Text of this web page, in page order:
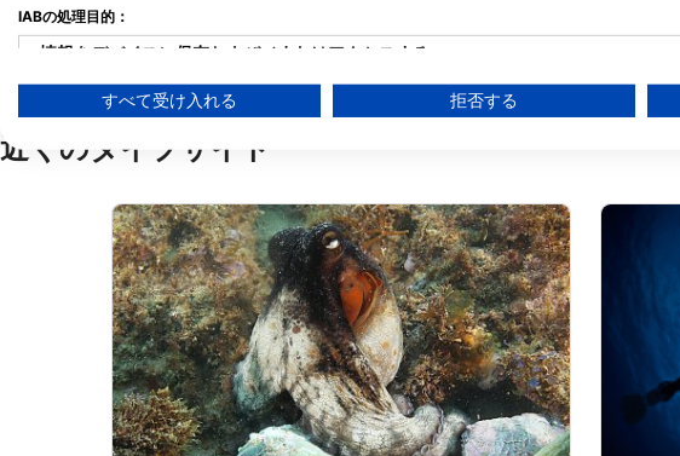
近くのダイブサイト
IABの処理目的：
情報をデバイスに保存および／またはアクセスする
広告の選択のために制限付きデータを利用する
パーソナライズ広告のためにプロファイルを作成する
パーソナライズ広告の選択のためにプロファイルを利用する
コンテンツをパーソナライズするためにプロファイルを作成する
パーソナライズコンテンツの選択のためにプロファイルを利用する
広告のパフォーマンスを測定する
コンテンツのパフォーマンスを測定する
統計情報または様々な情報源からのデータを組み合わせてユーザー層を理解する
すべて受け入れる 拒否する